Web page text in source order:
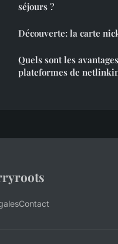
séjours ?
Découverte: la carte
Quels sont les
plateformes de
Contact